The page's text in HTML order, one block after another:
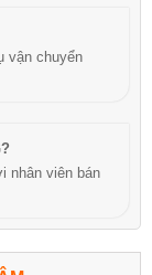
vận chuyển
nhân viên bán